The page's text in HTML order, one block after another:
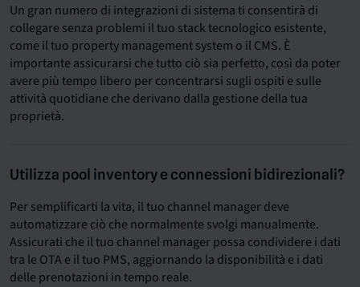
Un gran numero di integrazioni di sistema ti consentirà di
collegare senza problemi il tuo stack tecnologico esistente,
come il tuo property management system o il CMS. È
importante assicurarsi che tutto ciò sia perfetto, così da poter
avere più tempo libero per concentrarsi sugli ospiti e sulle
attività quotidiane che derivano dalla gestione della tua
proprietà.
Utilizza pool inventory e connessioni bidirezionali?
Per semplificarti la vita, il tuo channel manager deve
automatizzare ciò che normalmente svolgi manualmente.
Assicurati che il tuo channel manager possa condividere i dati
tra le OTA e il tuo PMS, aggiornando la disponibilità e i dati
delle prenotazioni in tempo reale.